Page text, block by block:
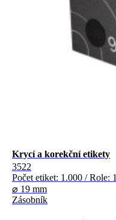
Krycí a korekční etikety
3522
Počet etiket: 1.000 / Role: 1
⌀ 19 mm
Zásobník